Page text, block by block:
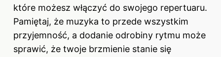
które możesz włączyć do swojego repertuaru.
Pamiętaj, że muzyka to przede wszystkim
przyjemność, a dodanie odrobiny rytmu może
sprawić, że twoje brzmienie stanie się